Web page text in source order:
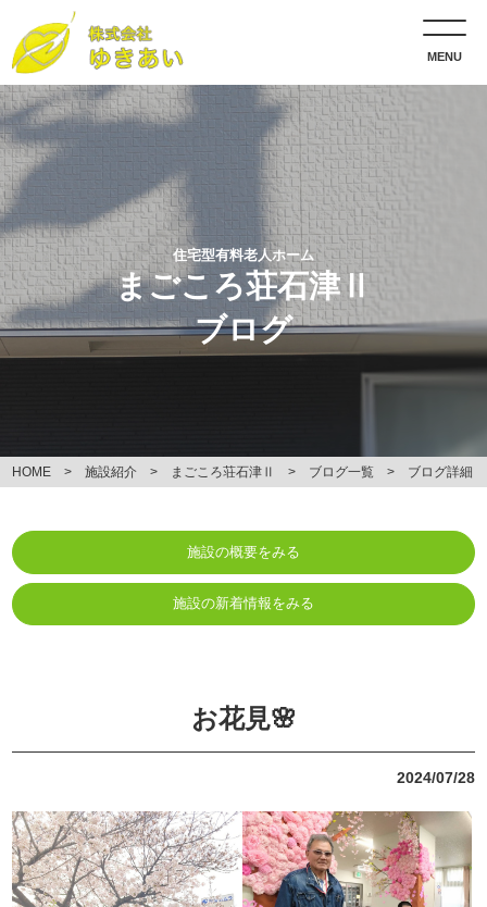
MENU
住宅型有料老人ホーム
まごころ荘石津Ⅱ
ブログ
HOME 施設紹介 まごころ荘石津Ⅱ ブログ一覧 ブログ詳細
施設の概要をみる
施設の新着情報をみる
お花見🌸
2024/07/28